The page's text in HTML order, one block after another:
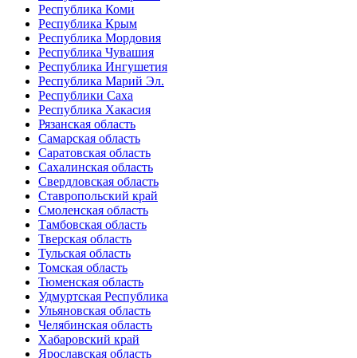
Республика Коми
Республика Крым
Республика Мордовия
Республика Чувашия
Республика Ингушетия
Республика Марий Эл.
Республики Саха
Республика Хакасия
Рязанская область
Самарская область
Саратовская область
Сахалинская область
Свердловская область
Ставропольский край
Смоленская область
Тамбовская область
Тверская область
Тульская область
Томская область
Тюменская область
Удмуртская Республика
Ульяновская область
Челябинская область
Хабаровский край
Ярославская область